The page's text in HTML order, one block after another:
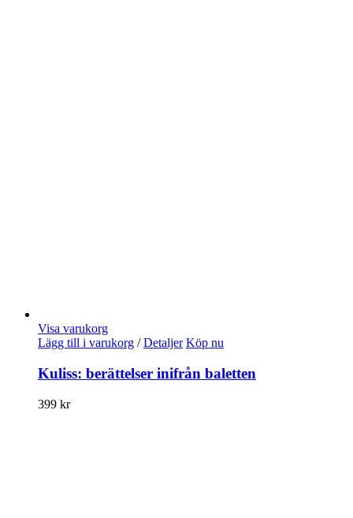
Visa varukorg
Lägg till i varukorg / Detaljer Köp nu
Kuliss: berättelser inifrån baletten
399 kr